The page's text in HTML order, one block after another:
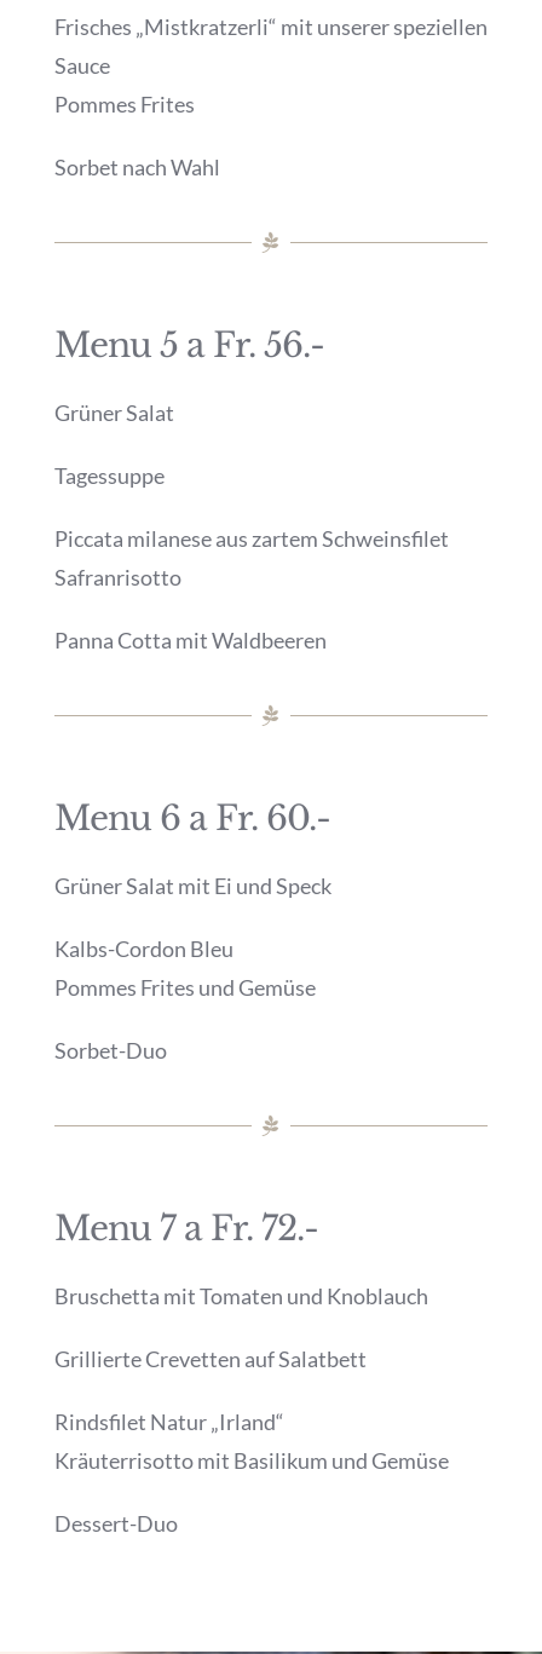
Frisches „Mistkratzerli“ mit unserer speziellen
Sauce
Pommes Frites
Sorbet nach Wahl
Menu 5 a Fr. 56.-
Grüner Salat
Tagessuppe
Piccata milanese aus zartem Schweinsfilet
Safranrisotto
Panna Cotta mit Waldbeeren
Menu 6 a Fr. 60.-
Grüner Salat mit Ei und Speck
Kalbs-Cordon Bleu
Pommes Frites und Gemüse
Sorbet-Duo
Menu 7 a Fr. 72.-
Bruschetta mit Tomaten und Knoblauch
Grillierte Crevetten auf Salatbett
Rindsfilet Natur „Irland“
Kräuterrisotto mit Basilikum und Gemüse
Dessert-Duo